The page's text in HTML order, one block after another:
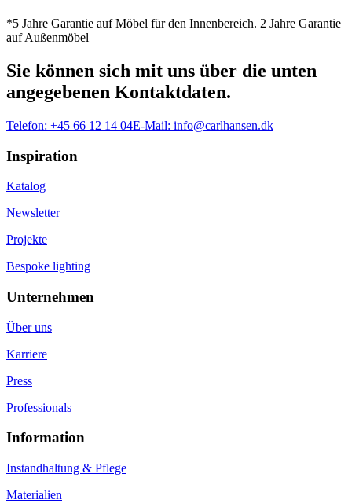
*5 Jahre Garantie auf Möbel für den Innenbereich. 2 Jahre Garantie
auf Außenmöbel
Sie können sich mit uns über die unten
angegebenen Kontaktdaten.
Telefon: +45 66 12 14 04E-Mail: info@carlhansen.dk
Inspiration
Katalog
Newsletter
Projekte
Bespoke lighting
Unternehmen
Über uns
Karriere
Press
Professionals
Information
Instandhaltung & Pflege
Materialien